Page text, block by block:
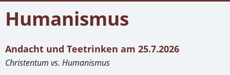
Humanismus
Andacht und Teetrinken am 25.7.2026
Christentum vs. Humanismus